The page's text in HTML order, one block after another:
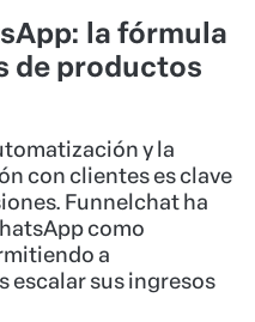
la fórmula
de productos
y la
con clientes es clave
Funnelchat ha
como
a
escalar sus ingresos